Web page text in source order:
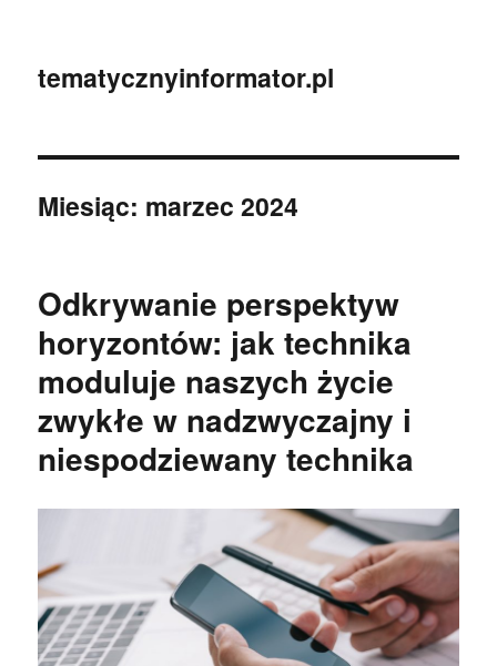
tematycznyinformator.pl
Miesiąc: marzec 2024
Odkrywanie perspektyw
horyzontów: jak technika
moduluje naszych życie
zwykłe w nadzwyczajny i
niespodziewany technika